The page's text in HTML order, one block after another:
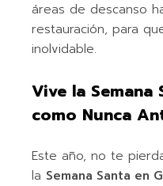
áreas de descanso
restauración, para
inolvidable.
Vive la Semana
como Nunca
Este año, no te
la Semana Santa en